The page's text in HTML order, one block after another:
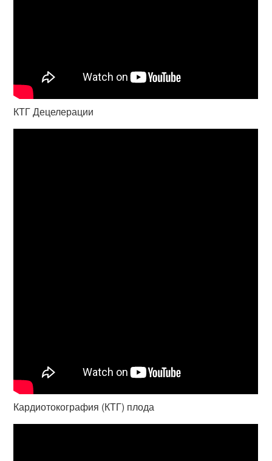
КТГ Децелерации
Кардиотокография (КТГ) плода